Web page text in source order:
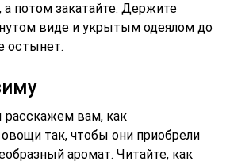
а потом закатайте. Держите
виде и укрытым одеялом до
остынет.
вам, как
так, чтобы они приобрели
аромат. Читайте, как